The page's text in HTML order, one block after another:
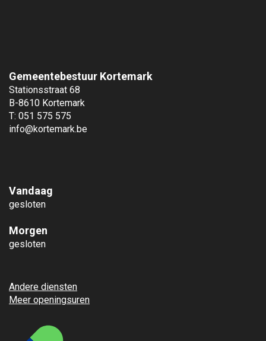
Gemeentebestuur Kortemark
Stationsstraat 68
B-8610 Kortemark
T: 051 575 575
info@kortemark.be
Vandaag
gesloten
Morgen
gesloten
Andere diensten
Meer openingsuren